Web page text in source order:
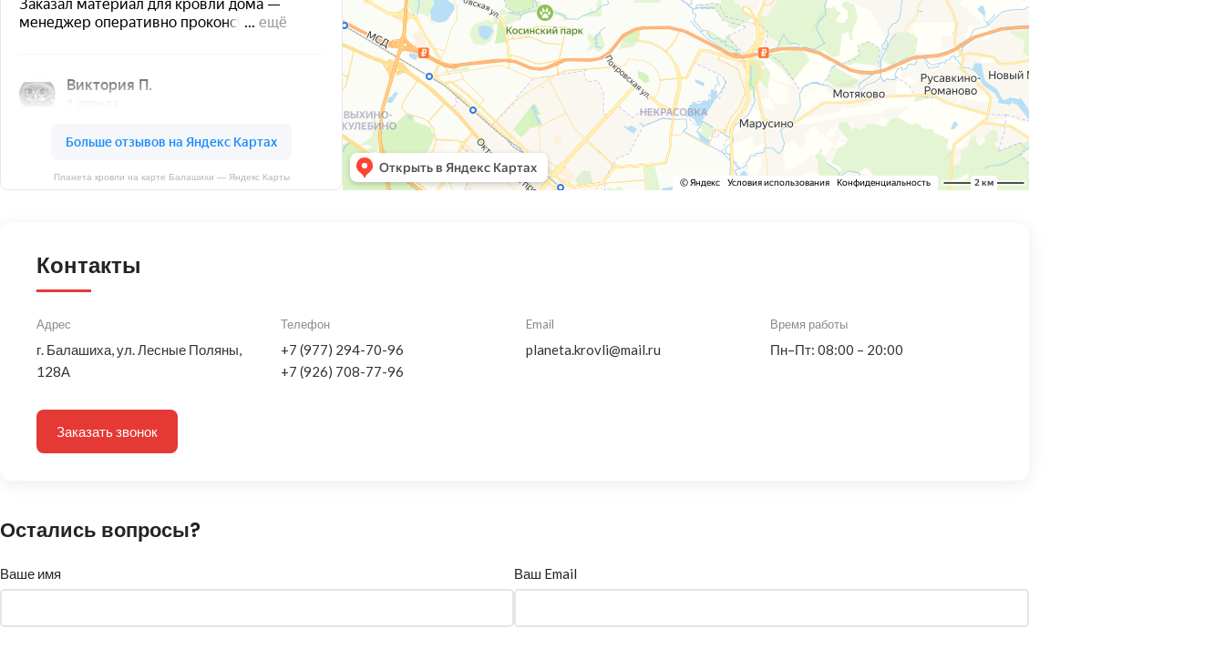
Планета кровли на карте Балашихи — Яндекс Карты
Контакты
Адрес
г. Балашиха, ул. Лесные Поляны,
128А
Телефон
+7 (977) 294-70-96
+7 (926) 708-77-96
Email
planeta.krovli@mail.ru
Время работы
Пн–Пт: 08:00 – 20:00
Заказать звонок
Остались вопросы?
Ваше имя Ваш Email